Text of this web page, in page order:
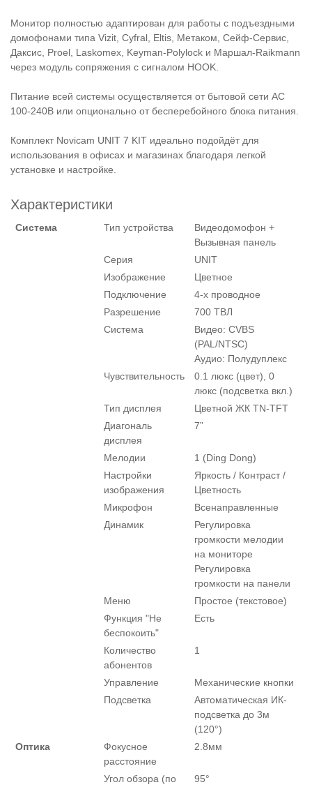
Монитор полностью адаптирован для работы с подъездными
домофонами типа Vizit, Cyfral, Eltis, Метаком, Сейф-Сервис,
Даксис, Proel, Laskomex, Keyman-Polylock и Маршал-Raikmann
через модуль сопряжения с сигналом HOOK.
Питание всей системы осуществляется от бытовой сети AC
100-240В или опционально от бесперебойного блока питания.
Комплект Novicam UNIT 7 KIT идеально подойдёт для
использования в офисах и магазинах благодаря легкой
установке и настройке.
Характеристики
Система Тип устройства
Видеодомофон +
Вызывная панель
Серия
UNIT
Изображение
Цветное
Подключение
4-х проводное
Разрешение
700 ТВЛ
Система
Видео: CVBS
(PAL/NTSC)
Аудио: Полудуплекс
Чувствительность
0.1 люкс (цвет), 0
люкс (подсветка вкл.)
Тип дисплея
Цветной ЖК TN-TFT
Диагональ
дисплея
7”
Мелодии
1 (Ding Dong)
Настройки
изображения
Яркость / Контраст /
Цветность
Микрофон
Всенаправленные
Динамик
Регулировка
громкости мелодии
на мониторе
Регулировка
громкости на панели
Меню
Простое (текстовое)
Функция "Не
беспокоить"
Есть
Количество
абонентов
1
Управление
Механические кнопки
Подсветка
Автоматическая ИК-
подсветка до 3м
(120°)
Оптика
Фокусное
расстояние
2.8мм
Угол обзора (по 95°